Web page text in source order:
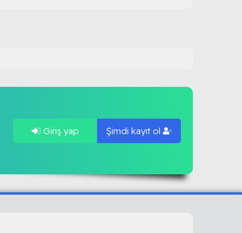
Giriş yap Şimdi kayıt ol